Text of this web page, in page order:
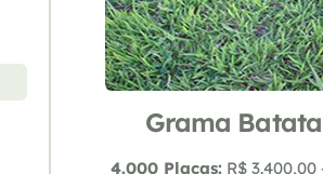
Grama
4.000 Placas: R$